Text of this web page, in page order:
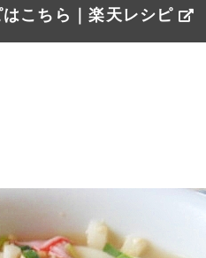
はこちら｜楽天レシピ